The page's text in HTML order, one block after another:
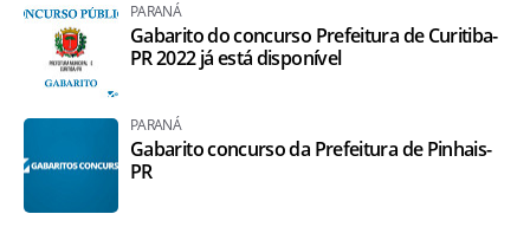
PARANÁ
Gabarito do concurso Prefeitura de Curitiba-
PR 2022 já está disponível
PARANÁ
Gabarito concurso da Prefeitura de Pinhais-
PR